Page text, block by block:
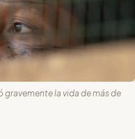
la vida de más de